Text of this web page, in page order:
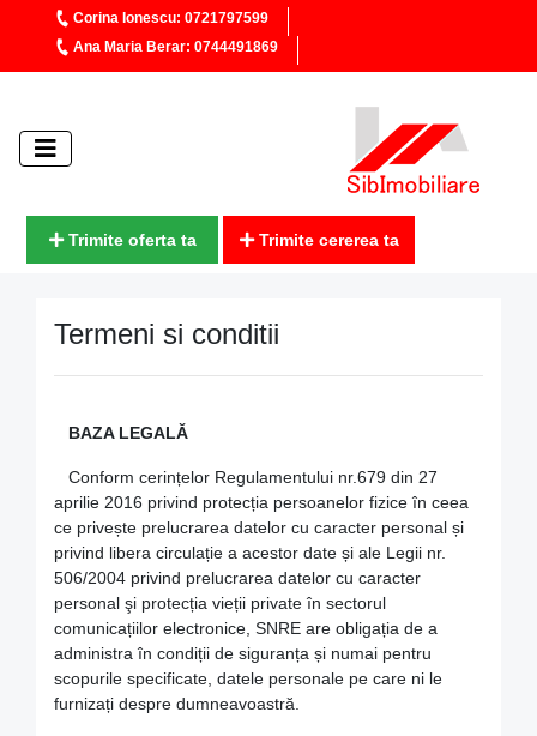
Corina Ionescu: 0721797599
Ana Maria Berar: 0744491869
Trimite oferta ta Trimite cererea ta
Termeni si conditii
BAZA LEGALĂ
Conform cerințelor Regulamentului nr.679 din 27
aprilie 2016 privind protecția persoanelor fizice în ceea
ce privește prelucrarea datelor cu caracter personal și
privind libera circulație a acestor date și ale Legii nr.
506/2004 privind prelucrarea datelor cu caracter
personal şi protecția vieții private în sectorul
comunicațiilor electronice, SNRE are obligația de a
administra în condiții de siguranța și numai pentru
scopurile specificate, datele personale pe care ni le
furnizați despre dumneavoastră.